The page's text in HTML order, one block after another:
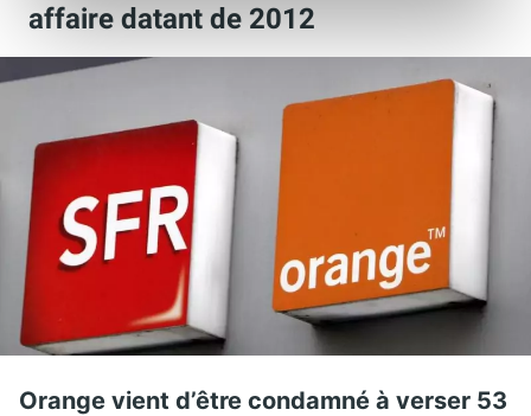
affaire datant de 2012
Orange vient d’être condamné à verser 53